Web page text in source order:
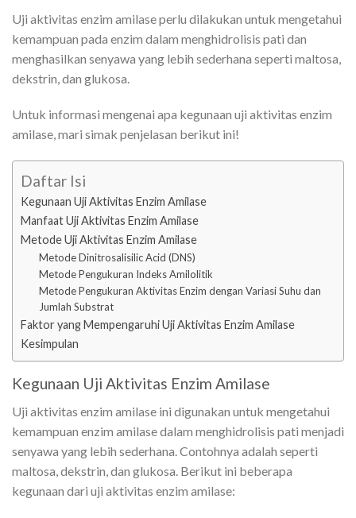
Uji aktivitas enzim amilase perlu dilakukan untuk mengetahui
kemampuan pada enzim dalam menghidrolisis pati dan
menghasilkan senyawa yang lebih sederhana seperti maltosa,
dekstrin, dan glukosa.
Untuk informasi mengenai apa kegunaan uji aktivitas enzim
amilase, mari simak penjelasan berikut ini!
Daftar Isi
Kegunaan Uji Aktivitas Enzim Amilase
Manfaat Uji Aktivitas Enzim Amilase
Metode Uji Aktivitas Enzim Amilase
Metode Dinitrosalisilic Acid (DNS)
Metode Pengukuran Indeks Amilolitik
Metode Pengukuran Aktivitas Enzim dengan Variasi Suhu dan
Jumlah Substrat
Faktor yang Mempengaruhi Uji Aktivitas Enzim Amilase
Kesimpulan
Kegunaan Uji Aktivitas Enzim Amilase
Uji aktivitas enzim amilase ini digunakan untuk mengetahui
kemampuan enzim amilase dalam menghidrolisis pati menjadi
senyawa yang lebih sederhana. Contohnya adalah seperti
maltosa, dekstrin, dan glukosa. Berikut ini beberapa
kegunaan dari uji aktivitas enzim amilase: